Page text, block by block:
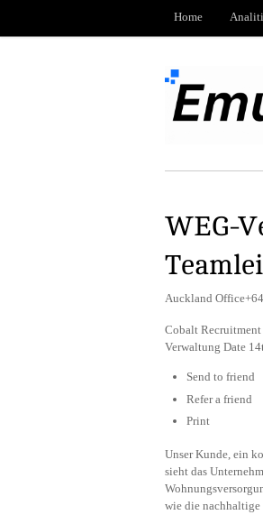
Home
WEG-
Auckland
Cobalt Recruitment
Verwaltung Date
Send to friend
Refer a friend
Print
Unser Kunde, ein
sieht das
wie die nachhaltige